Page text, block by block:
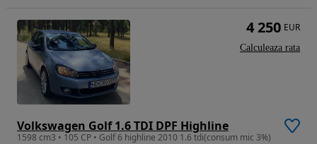
Volkswagen Golf 1.6 TDI DPF Highline
1598 cm3 • 105 CP • Golf 6 highline 2010 1.6 tdi(consum mic 3%)
4 250 EUR
Calculeaza rata